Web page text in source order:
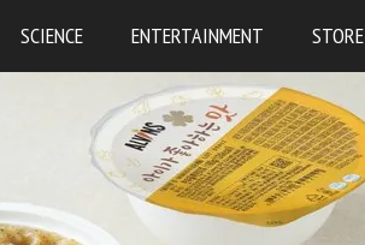
SCIENCE ENTERTAINMENT STORE